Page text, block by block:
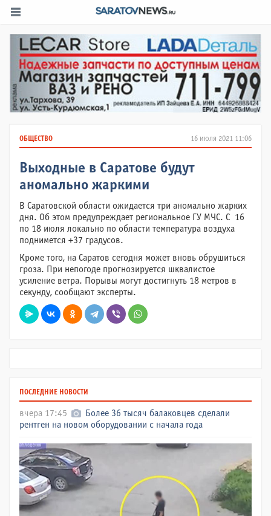
16 июля 2021 11:06
ОБЩЕСТВО
Выходные в Саратове будут
аномально жаркими
В Саратовской области ожидается три аномально жарких
дня. Об этом предупреждает региональное ГУ МЧС. С 16
по 18 июля локально по области температура воздуха
поднимется +37 градусов.
Кроме того, на Саратов сегодня может вновь обрушиться
гроза. При непогоде прогнозируется шквалистое
усиление ветра. Порывы могут достигнуть 18 метров в
секунду, сообщают эксперты.
ПОСЛЕДНИЕ НОВОСТИ
вчера 17:45
Более 36 тысяч балаковцев сделали
рентген на новом оборудовании с начала года